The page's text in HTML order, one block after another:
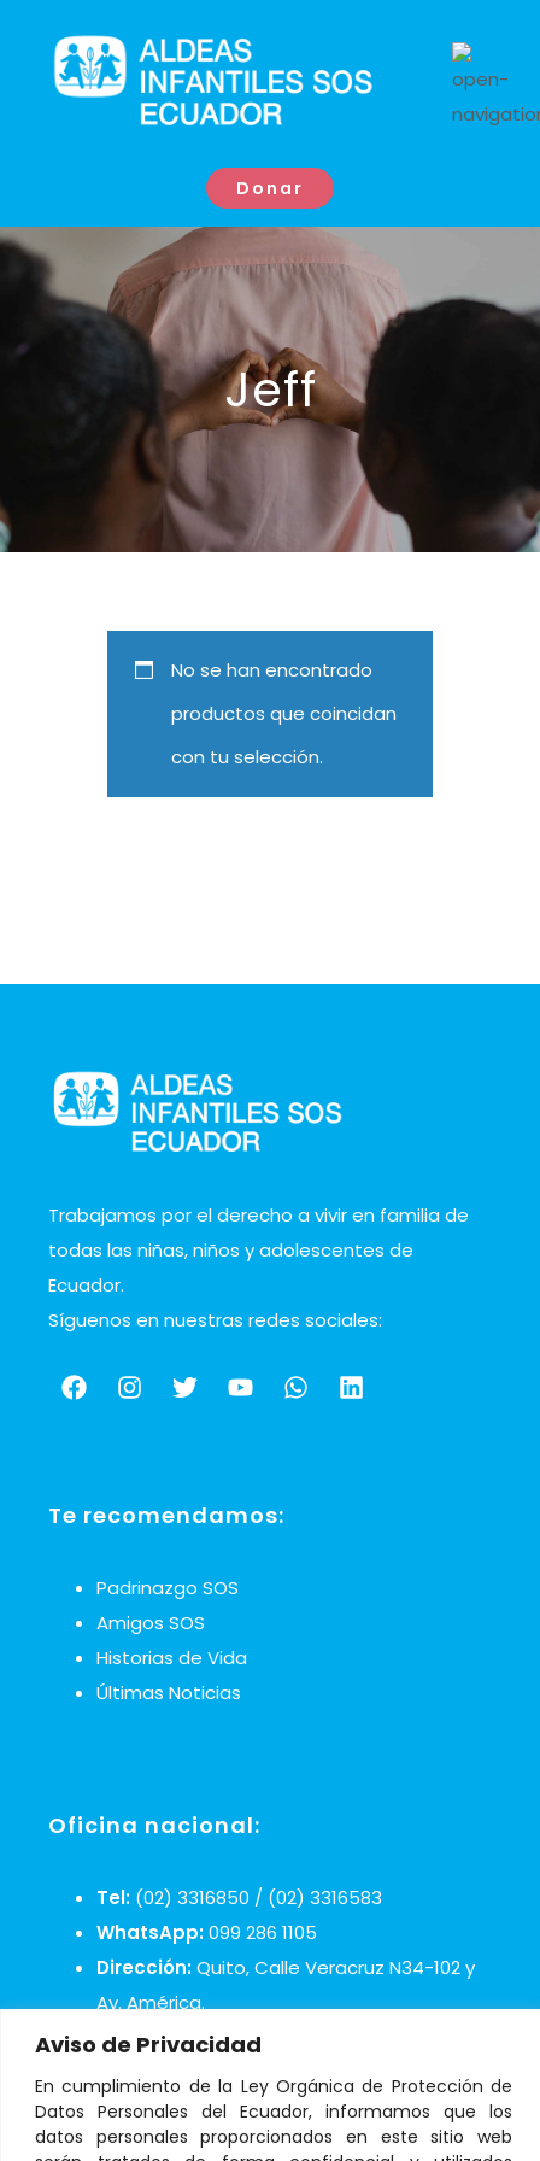
Aviso de Privacidad
En cumplimiento de la Ley Orgánica de Protección de
Datos Personales del Ecuador, informamos que los
datos personales proporcionados en este sitio web
Donar
Jeff
No se han encontrado
productos que coincidan
con tu selección.
Trabajamos por el derecho a vivir en familia de
todas las niñas, niños y adolescentes de
Ecuador.
Síguenos en nuestras redes sociales:
Te recomendamos:
Padrinazgo SOS
Amigos SOS
Historias de Vida
Últimas Noticias
Oficina nacional:
Tel: (02) 3316850 / (02) 3316583
WhatsApp:099 286 1105
Dirección:Quito, Calle Veracruz N34-102 y
Av. América.
Mail:infosos@aldeasinfantiles.org.ec